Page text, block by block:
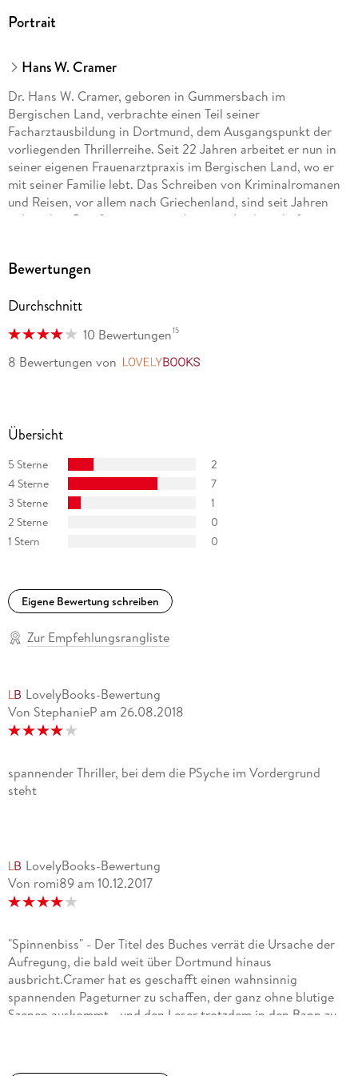
Portrait
Hans W. Cramer
Dr. Hans W. Cramer, geboren in Gummersbach im
Bergischen Land, verbrachte einen Teil seiner
Facharztausbildung in Dortmund, dem Ausgangspunkt der
vorliegenden Thrillerreihe. Seit 22 Jahren arbeitet er nun in
seiner eigenen Frauenarztpraxis im Bergischen Land, wo er
mit seiner Familie lebt. Das Schreiben von Kriminalromanen
und Reisen, vor allem nach Griechenland, sind seit Jahren
neben dem Beruf seine zwei wichtigsten Leidenschaften.
Bewertungen
Durchschnitt
10 Bewertungen15
8 Bewertungen von
Übersicht
5 Sterne
2
4 Sterne
7
3 Sterne
1
2 Sterne
0
1 Stern
0
Eigene Bewertung schreiben
Zur Empfehlungsrangliste
LovelyBooks-Bewertung
Von StephanieP am 26.08.2018
spannender Thriller, bei dem die PSyche im Vordergrund
steht
LovelyBooks-Bewertung
Von romi89 am 10.12.2017
"Spinnenbiss" - Der Titel des Buches verrät die Ursache der
Aufregung, die bald weit über Dortmund hinaus
ausbricht.Cramer hat es geschafft einen wahnsinnig
spannenden Pageturner zu schaffen, der ganz ohne blutige
Szenen auskommt - und den Leser trotzdem in den Bann zu